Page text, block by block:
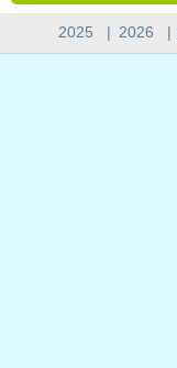
2025 | 2026 |